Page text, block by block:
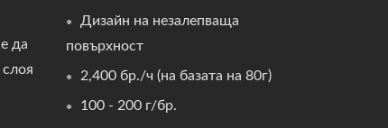
да
Дизайн на незалепваща
повърхност
2,400 бр./ч (на базата на 80г)
100 - 200 г/бр.